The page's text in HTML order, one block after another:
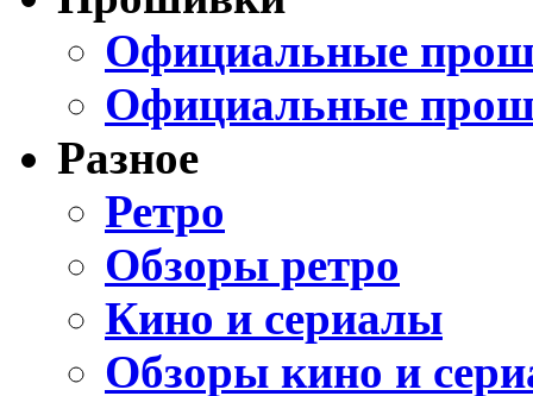
Официальные
Официальные
Разное
Ретро
Обзоры ретро
Кино и сериалы
Обзоры кино и